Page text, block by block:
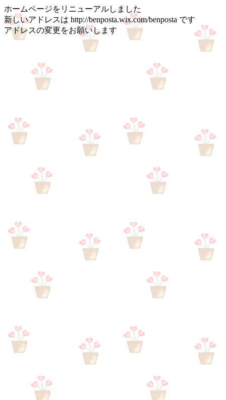
ホームページをリニューアルしました
新しいアドレスは http://benposta.wix.com/benposta です
アドレスの変更をお願いします